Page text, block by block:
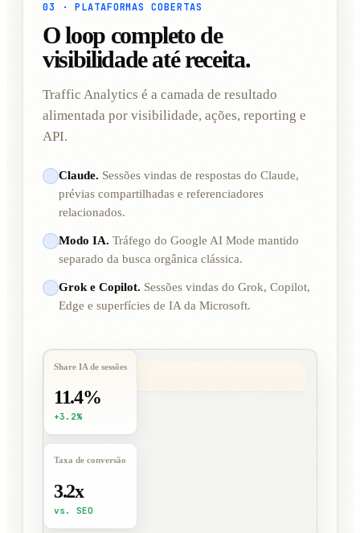
03 · PLATAFORMAS COBERTAS
O loop completo de
visibilidade até receita.
Traffic Analytics é a camada de resultado
alimentada por visibilidade, ações, reporting e
API.
Claude. Sessões vindas de respostas do Claude,
prévias compartilhadas e referenciadores
relacionados.
Modo IA. Tráfego do Google AI Mode mantido
separado da busca orgânica clássica.
Grok e Copilot. Sessões vindas do Grok, Copilot,
Edge e superfícies de IA da Microsoft.
Share IA de sessões
11.4%
+3.2%
Taxa de conversão
3.2x
vs. SEO